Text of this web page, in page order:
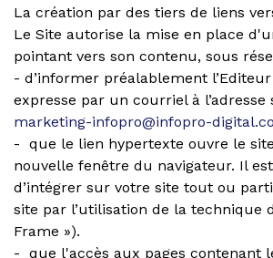
La création par des tiers de liens
Le Site autorise la mise en place
pointant vers son contenu, sous
- d’informer préalablement
expresse par un courriel à l’adresse
marketing-infopro@infopro-
- que le lien hypertexte ouvre le
nouvelle fenêtre du navigateur. Il
d’intégrer sur votre site tout ou
site par l’utilisation de la technique
Frame »).
- que l'accès aux pages contenant